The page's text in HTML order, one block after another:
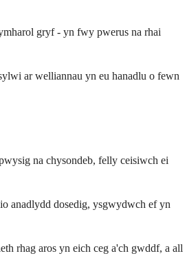
gryf - yn fwy pwerus na rhai
ar welliannau yn eu hanadlu o fewn
na chysondeb, felly ceisiwch ei
anadlydd dosedig, ysgwydwch ef yn
rhag aros yn eich ceg a'ch gwddf, a all